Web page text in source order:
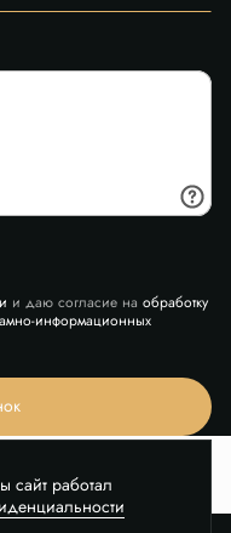
и даю согласие на обработку
информационных
сайт работал